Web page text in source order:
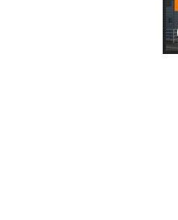
事